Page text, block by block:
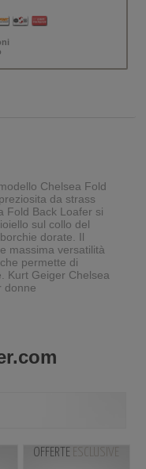
Chelsea Fold
da strass
Fold Back Loafer si
sul collo del
dorate. Il
massima versatilità
permette di
Kurt Geiger Chelsea
donne
OFFERTE ESCLUSIVE